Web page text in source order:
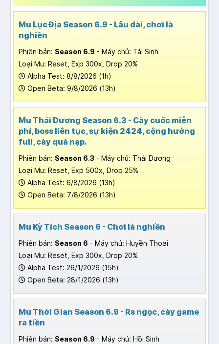
Mu Lục Địa Season 6.9 - Lâu dài, chơi là
nghiền
Phiên bản: Season 6.9 - Máy chủ: Tái Sinh
Loại Mu: Reset, Exp 300x, Drop 20%
Alpha Test: 8/8/2026 (1h)
Open Beta: 9/8/2026 (13h)
Mu Thái Dương Season 6.3 - Cày cuốc miễn
phí, boss liên tục, sự kiện 2424, cộng hưởng
full, cày quà nạp.
Phiên bản: Season 6.3 - Máy chủ: Thái Dương
Loại Mu: Reset, Exp 500x, Drop 25%
Alpha Test: 6/8/2026 (13h)
Open Beta: 7/8/2026 (13h)
Mu Kỳ Tích Season 6 - Chơi là nghiền
Phiên bản: Season 6 - Máy chủ: Huyền Thoại
Loại Mu: Reset, Exp 300x, Drop 20%
Alpha Test: 26/1/2026 (15h)
Open Beta: 28/1/2026 (13h)
Mu Thời Gian Season 6.9 - Rs ngọc, cày game
ra tiền
Phiên bản: Season 6.9 - Máy chủ: Hồi Sinh